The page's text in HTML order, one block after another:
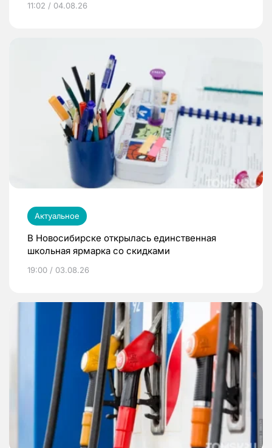
11:02 / 04.08.26
Актуальное
В Новосибирске открылась единственная
школьная ярмарка со скидками
19:00 / 03.08.26